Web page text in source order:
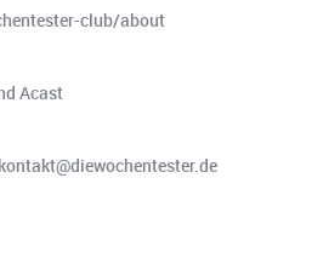
club/about
Acast